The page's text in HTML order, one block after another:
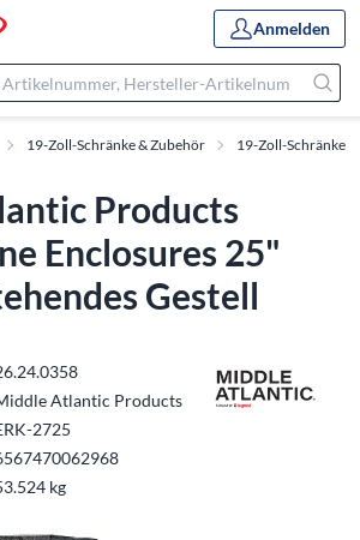
Anmelden
19-Zoll-Schränke & Zubehör 19-Zoll-Schränke
Products
Enclosures 25"
Gestell
Atlantic Products
2725
kg